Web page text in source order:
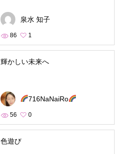
泉水 知子
86 1
輝かしい未来へ
716NaNaiRo
56 0
色遊び